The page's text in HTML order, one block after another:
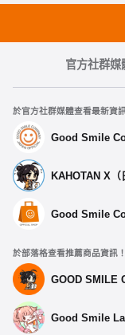
官方社群媒
於官方社群媒體查看最新資訊
Good Smile
KAHOTAN X（
Good Smile
於部落格查看推薦商品資訊！
GOOD SMILE
Good Smile